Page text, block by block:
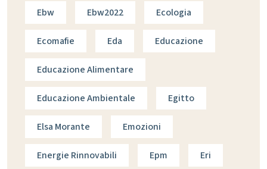
Ebw Ebw2022 Ecologia
Ecomafie Eda Educazione
Educazione Alimentare
Educazione Ambientale Egitto
Elsa Morante Emozioni
Energie Rinnovabili Epm Eri